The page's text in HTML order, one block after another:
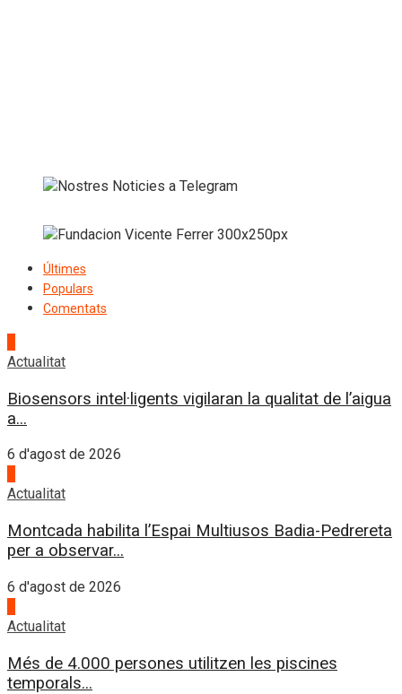
Últimes
Populars
Comentats
Actualitat
Biosensors intel·ligents vigilaran la qualitat de l’aigua
a...
6 d'agost de 2026
Actualitat
Montcada habilita l’Espai Multiusos Badia-Pedrereta
per a observar...
6 d'agost de 2026
Actualitat
Més de 4.000 persones utilitzen les piscines
temporals...